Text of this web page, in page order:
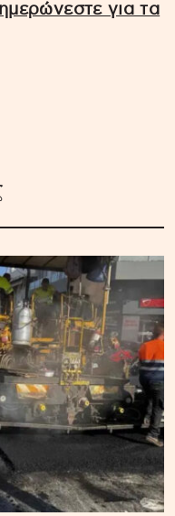
για τα